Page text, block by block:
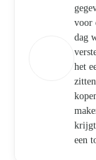
voor
dag
het
krijgt
een